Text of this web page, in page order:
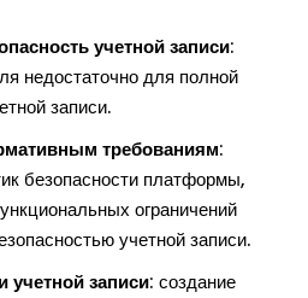
учетной записи:
недостаточно для полной
записи.
требованиям:
безопасности платформы,
ограничений
учетной записи.
записи: создание